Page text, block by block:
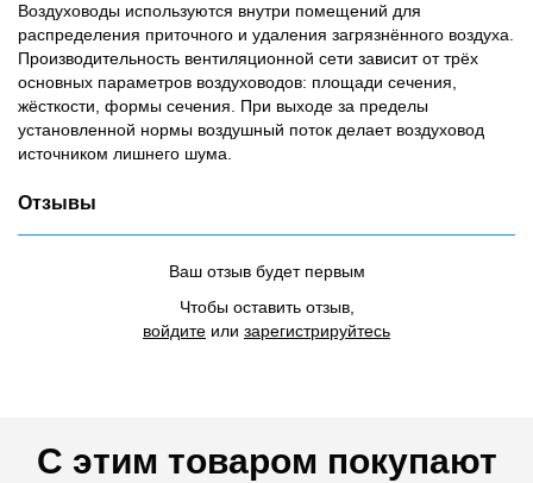
Воздуховоды используются внутри помещений для
распределения приточного и удаления загрязнённого воздуха.
Производительность вентиляционной сети зависит от трёх
основных параметров воздуховодов: площади сечения,
жёсткости, формы сечения. При выходе за пределы
установленной нормы воздушный поток делает воздуховод
источником лишнего шума.
Отзывы
Ваш отзыв будет первым
Чтобы оставить отзыв,
войдите или зарегистрируйтесь
С этим товаром покупают